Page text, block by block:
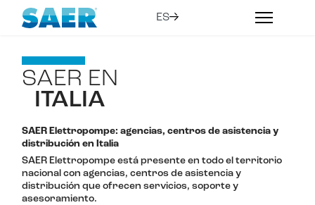
SAER EN
ITALIA
SAER Elettropompe: agencias, centros de asistencia y
distribución en Italia
SAER Elettropompe está presente en todo el territorio
nacional con agencias, centros de asistencia y
distribución que ofrecen servicios, soporte y
asesoramiento.